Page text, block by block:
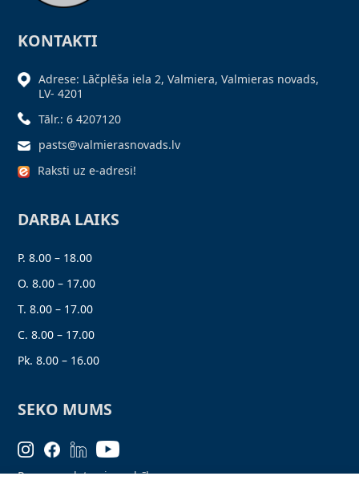
KONTAKTI
Adrese: Lāčplēša iela 2, Valmiera, Valmieras novads,
LV- 4201
Tālr.: 6 4207120
pasts@valmierasnovads.lv
Raksti uz e-adresi!
DARBA LAIKS
P. 8.00 – 18.00
O. 8.00 – 17.00
T. 8.00 – 17.00
C. 8.00 – 17.00
Pk. 8.00 – 16.00
SEKO MUMS
Personas datu aizsardzība